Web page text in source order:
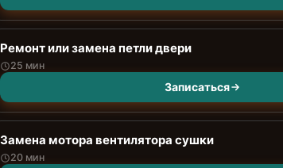
Ремонт или замена петли двери
25 мин
Записаться
Замена мотора вентилятора сушки
20 мин